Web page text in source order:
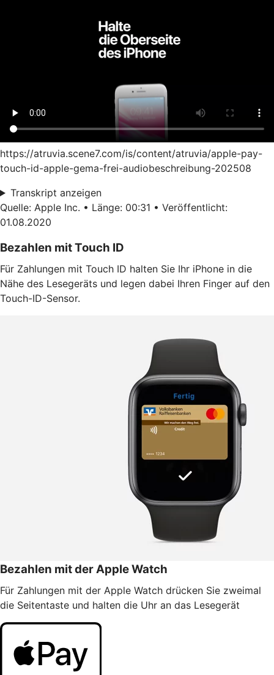
https://atruvia.scene7.com/is/content/atruvia/apple-pay-
touch-id-apple-gema-frei-audiobeschreibung-202508
Transkript anzeigen
Quelle: Apple Inc. • Länge: 00:31 • Veröffentlicht:
01.08.2020
Bezahlen mit Touch ID
Für Zahlungen mit Touch ID halten Sie Ihr iPhone in die
Nähe des Lesegeräts und legen dabei Ihren Finger auf den
Touch-ID-Sensor.
Bezahlen mit der Apple Watch
Für Zahlungen mit der Apple Watch drücken Sie zweimal
die Seitentaste und halten die Uhr an das Lesegerät